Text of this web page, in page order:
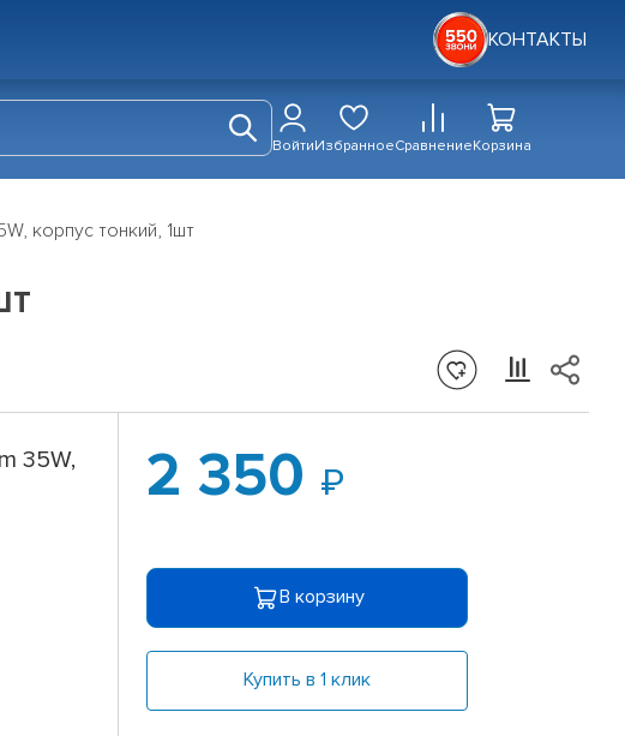
КОНТАКТЫ
ВойтиИзбранноеСравнениеКорзина
корпус тонкий, 1шт
35W,
2 350
В корзину
Купить в 1 клик